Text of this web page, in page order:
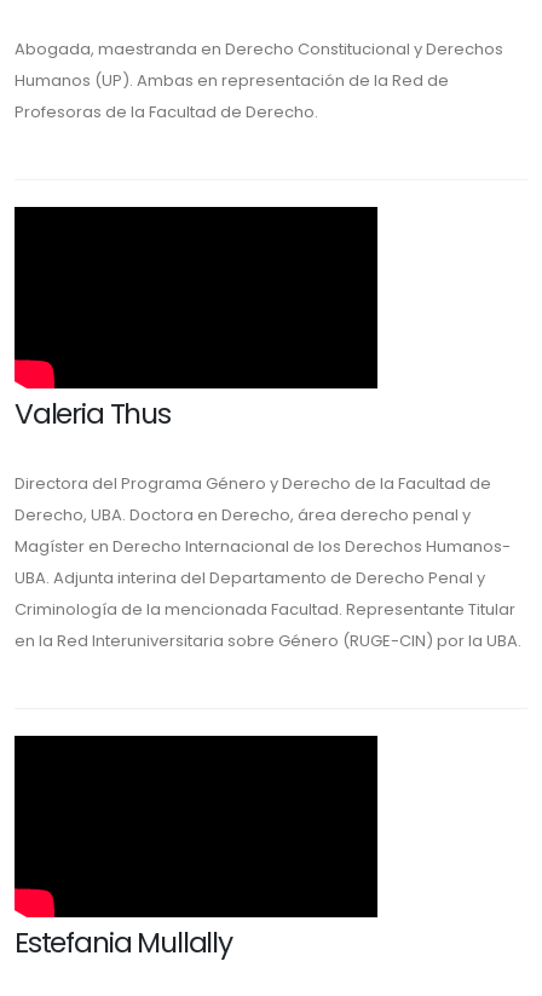
Abogada, maestranda en Derecho Constitucional y Derechos
Humanos (UP). Ambas en representación de la Red de
Profesoras de la Facultad de Derecho.
Valeria Thus
Directora del Programa Género y Derecho de la Facultad de
Derecho, UBA. Doctora en Derecho, área derecho penal y
Magíster en Derecho Internacional de los Derechos Humanos-
UBA. Adjunta interina del Departamento de Derecho Penal y
Criminología de la mencionada Facultad. Representante Titular
en la Red Interuniversitaria sobre Género (RUGE-CIN) por la UBA.
Estefania Mullally